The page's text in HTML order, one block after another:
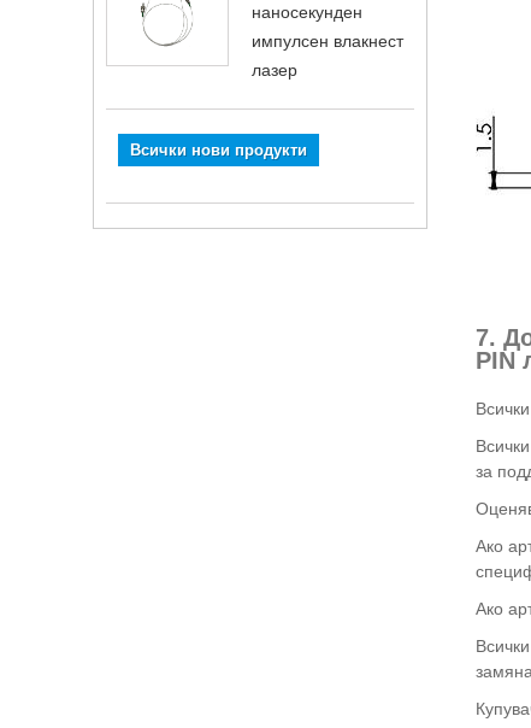
наносекунден
импулсен влакнест
лазер
Всички нови продукти
7.
PIN
за
Ако
Ако